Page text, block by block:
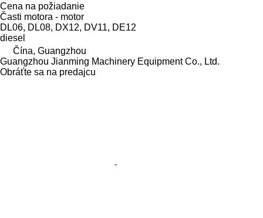
Cena na požiadanie
Časti motora - motor
DL06, DL08, DX12, DV11, DE12
diesel
Čína, Guangzhou
Guangzhou Jianming Machinery Equipment Co., Ltd.
Obráťte sa na predajcu